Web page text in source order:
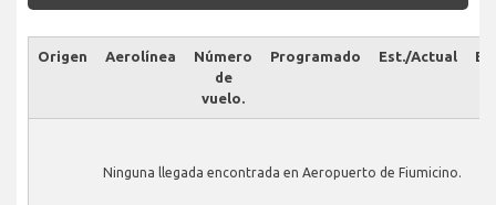
Origen Aerolínea
Número
de
vuelo.
Programado Est./Actual
Ninguna llegada encontrada en Aeropuerto de Fiumicino.